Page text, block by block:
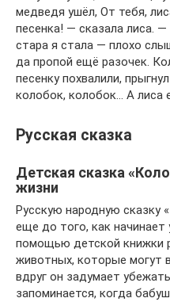
медведя ушёл, От тебя,
песенка! — сказала лиса.
стара я стала — плохо
да пропой ещё разочек.
песенку похвалили,
колобок, колобок… А лиса
Русская сказка
Детская сказка
жизни
Русскую народную сказку
еще до того, как начинает
помощью детской книжки
животных, которые могут
вдруг он задумает
запоминается, когда